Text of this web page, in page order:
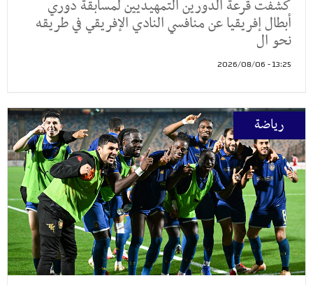
كشفت قرعة الدورين التمهيديين لمسابقة دوري
أبطال إفريقيا عن منافسي النادي الإفريقي في طريقه
نحو ال
13:25 - 2026/08/06
رياضة